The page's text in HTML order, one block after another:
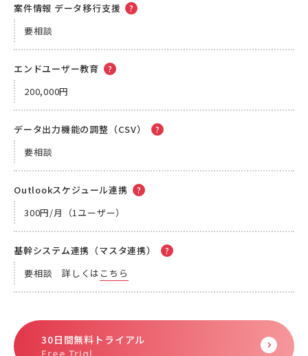
案件情報 データ移行支援
要相談
エンドユーザー教育
200,000円
データ出力機能の調整（CSV）
要相談
Outlookスケジュール連携
300円/月（1ユーザー）
基幹システム連携（マスタ連携）
要相談 詳しくは こちら
30日間無料トライアル